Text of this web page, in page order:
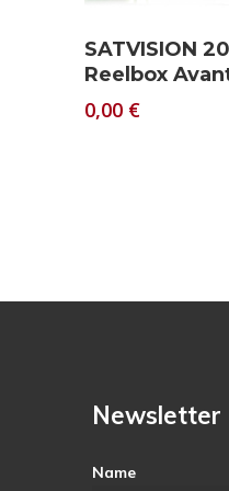
SATVISION
Reelbox
0,00 €
Newsletter
Name